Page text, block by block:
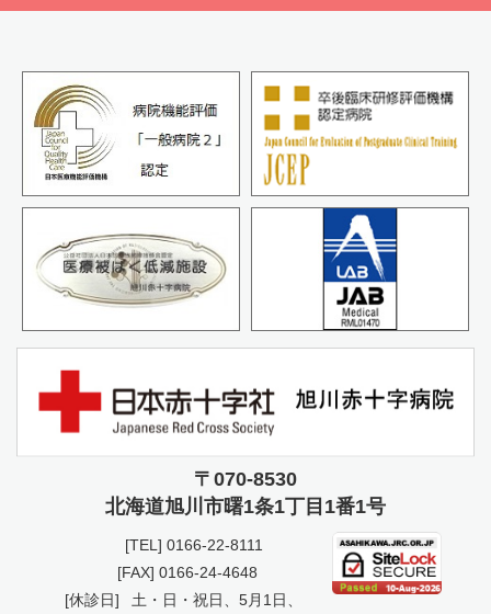
〒070-8530
北海道旭川市曙1条1丁目1番1号
[TEL] 0166-22-8111
[FAX] 0166-24-4648
[休診日]
土・日・祝日、5月1日、